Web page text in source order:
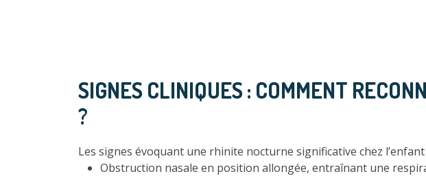
SIGNES CLINIQUES : COMMENT
?
Les signes évoquant une rhinite nocturne significative chez
Obstruction nasale en position allongée, entraînant une